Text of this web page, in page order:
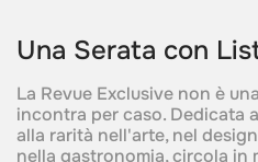
Una Serata con
La Revue Exclusive non è
incontra per caso. Dedicata
alla rarità nell'arte, nel
nella gastronomia, circola